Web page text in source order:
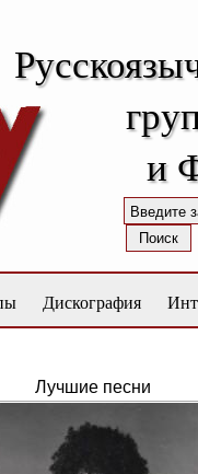
и
Дискография
Лучшие песни